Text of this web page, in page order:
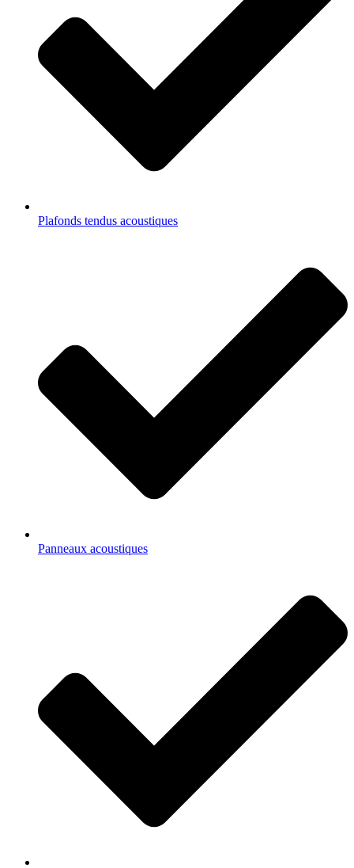
Plafonds tendus acoustiques
Panneaux acoustiques